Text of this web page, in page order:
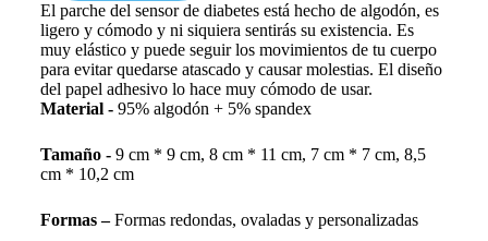
El parche del sensor de diabetes está hecho de algodón, es
ligero y cómodo y ni siquiera sentirás su existencia. Es
muy elástico y puede seguir los movimientos de tu cuerpo
para evitar quedarse atascado y causar molestias. El diseño
del papel adhesivo lo hace muy cómodo de usar.
Material -95% algodón + 5% spandex
Tamaño -9 cm * 9 cm, 8 cm * 11 cm, 7 cm * 7 cm, 8,5
cm * 10,2 cm
Formas –Formas redondas, ovaladas y personalizadas